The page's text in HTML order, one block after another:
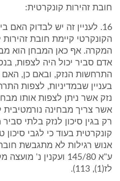
חובת זהירות קונקרטית:
16. לעניין זה יש לבדוק האם
הקונקרטי קיימת חובת זהירות
המקרה. אף כאן המבחן הוא
אדם סביר יכול היה לצפות,
התרחשות הנזק, ובאם כן, האם
בעניין שבמדיניות, לצפות
נזק אשר ניתן לצפות אותו
אשר צריך מבחינה
רק בגין סיכון לנזק בלתי
קונקרטית בעוד כי לגבי סיכון
אנוש רגילות לא מתגבשת
ע"א 145/80 ועקנין נ'
לז(1), 113).